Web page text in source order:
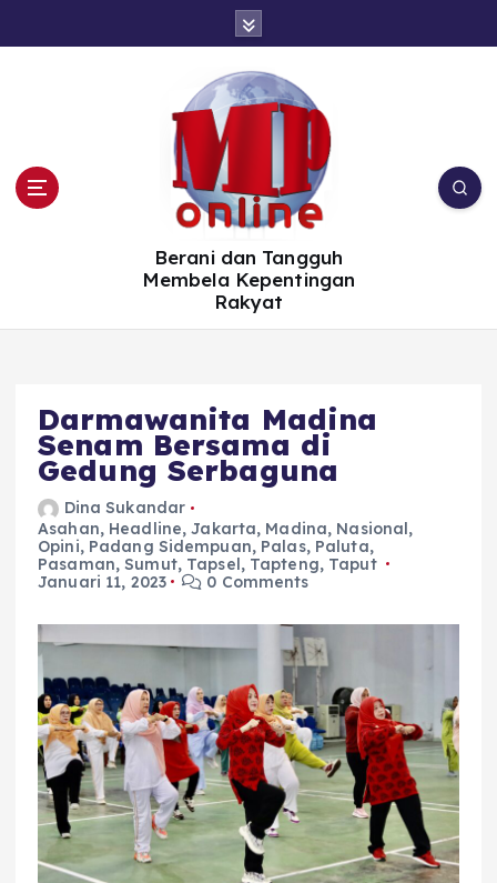
Berani dan Tangguh
Membela Kepentingan
Rakyat
Darmawanita Madina
Senam Bersama di
Gedung Serbaguna
Dina Sukandar
Asahan, Headline,Jakarta, Madina, Nasional,
Opini, Padang Sidempuan, Palas, Paluta,
Pasaman,Sumut, Tapsel, Tapteng, Taput
Januari 11, 2023
0 Comments